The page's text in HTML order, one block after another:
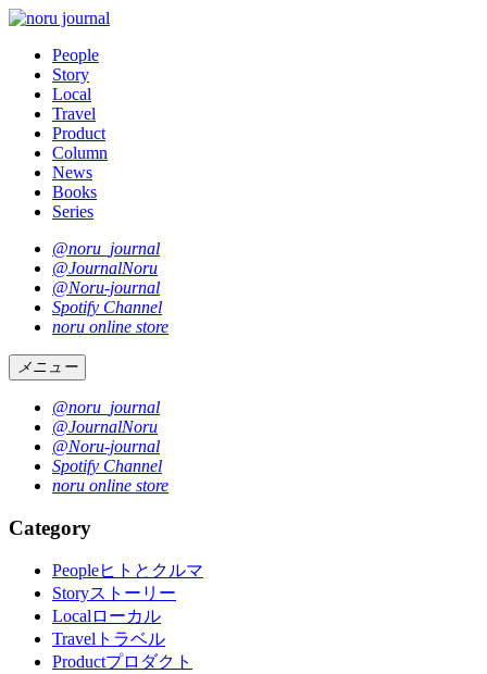
People
Story
Local
Travel
Product
Column
News
Books
Series
@noru_journal
@JournalNoru
@Noru-journal
Spotify Channel
noru online store
メニュー
@noru_journal
@JournalNoru
@Noru-journal
Spotify Channel
noru online store
Category
Peopleヒトとクルマ
Storyストーリー
Localローカル
Travel トラベル
Productプロダクト